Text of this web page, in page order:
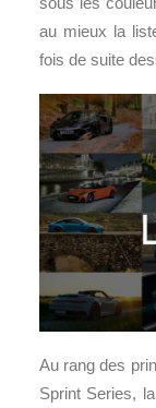
au mieux la
fois de suite
Au rang des
Sprint Series,